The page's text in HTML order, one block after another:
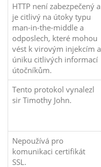
HTTP není zabezpečený a
je citlivý na útoky typu
man-in-the-middle a
odposlech, které mohou
vést k virovým injekcím a
úniku citlivých informací
útočníkům.
Tento protokol vynalezl
sir Timothy John.
Nepoužívá pro
komunikaci certifikát
SSL.